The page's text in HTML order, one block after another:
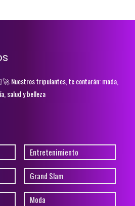
Nuestros tripulantes, te contarán: moda,
salud y belleza
Entretenimiento
Grand Slam
Moda